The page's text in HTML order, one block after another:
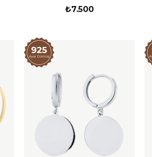
₺7.500